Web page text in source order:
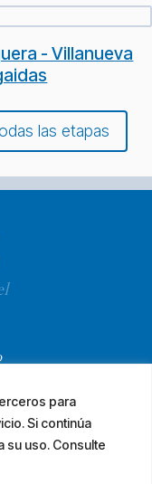
para
Si continúa
su uso. Consulte
- Villanueva
las etapas